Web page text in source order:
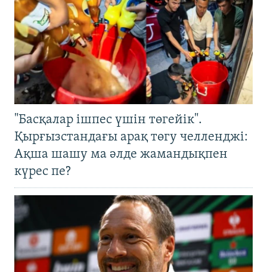
"Басқалар ішпес үшін төгейік".
Қырғызстандағы арақ төгу челленджі:
Ақша шашу ма әлде жамандықпен
күрес пе?